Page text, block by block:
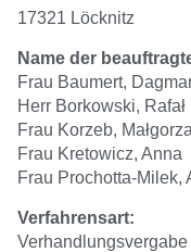
17321 Löcknitz
Name der
Frau Baumert,
Herr Borkowski, Rafał
Frau Korzeb,
Frau Kretowicz, Anna
Frau Prochotta-Milek,
Verfahrensart: